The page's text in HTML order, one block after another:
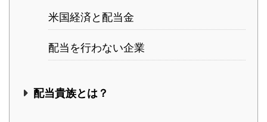
米国経済と配当金
配当を行わない企業
配当貴族とは？